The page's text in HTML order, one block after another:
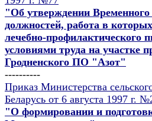
"Об утверждении Временного
должностей, работа в
лечебно-профилактического
условиями труда на участке
Гродненского ПО "Азот"
----------
Приказ Министерства
Беларусь от 6 августа 1997 г.
"О формировании и